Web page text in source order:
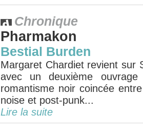
Chronique
Pharmakon
Bestial Burden
Margaret Chardiet revient sur
avec un deuxième
romantisme noir coincée
noise et post-punk...
Lire la suite